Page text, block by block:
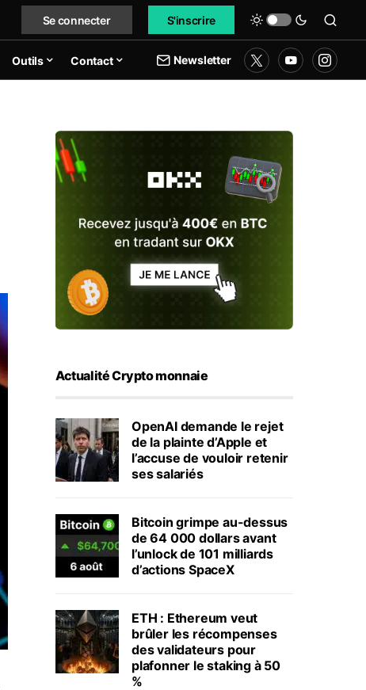
Se connecter S'inscrire
Outils Contact Newsletter
Actualité Crypto monnaie
OpenAI demande le rejet
de la plainte d’Apple et
l’accuse de vouloir retenir
ses salariés
Bitcoin grimpe au-dessus
de 64 000 dollars avant
l’unlock de 101 milliards
d’actions SpaceX
ETH : Ethereum veut
brûler les récompenses
des validateurs pour
plafonner le staking à 50
%